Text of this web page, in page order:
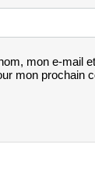
mon e-mail
mon prochain